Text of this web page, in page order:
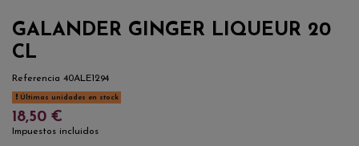
GALANDER GINGER LIQUEUR 20
CL
Referencia 40ALE1294
Últimas unidades en stock
18,50 €
Impuestos incluidos